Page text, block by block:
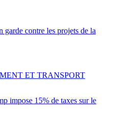
garde contre les projets de la
impose 15% de taxes sur le
ET TRANSPORT